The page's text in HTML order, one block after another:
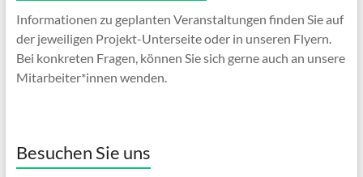
Informationen zu geplanten Veranstaltungen finden Sie auf
der jeweiligen Projekt-Unterseite oder in unseren Flyern.
Bei konkreten Fragen, können Sie sich gerne auch an unsere
Mitarbeiter*innen wenden.
Besuchen Sie uns